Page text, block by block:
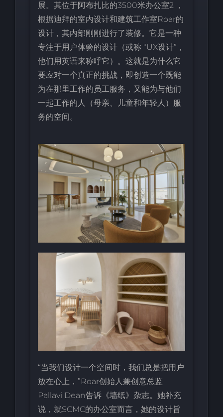
展。其位于阿布扎比的3500米办公室2 ，
根据迪拜的室内设计和建筑工作室Roar的
设计，其内部刚刚进行了装修。它是一种
专注于用户体验的设计（或称 “UX设计”，
他们用英语来称呼它）。这就是为什么它
要应对一个真正的挑战，即创造一个既能
为在那里工作的员工服务，又能为与他们
一起工作的人（母亲、儿童和年轻人）服
务的空间。
“当我们设计一个空间时，我们总是把用户
放在心上，”Roar创始人兼创意总监
Pallavi Dean告诉《墙纸》杂志。她补充
说，就SCMC的办公室而言，她的设计旨